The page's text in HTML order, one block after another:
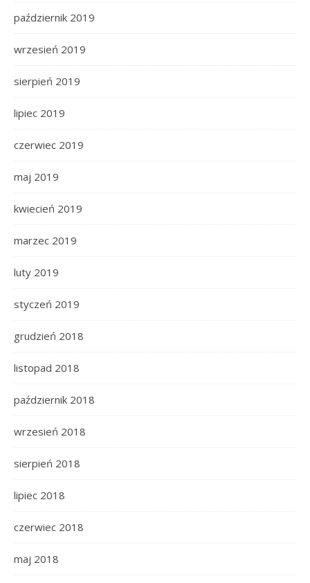
październik 2019
wrzesień 2019
sierpień 2019
lipiec 2019
czerwiec 2019
maj 2019
kwiecień 2019
marzec 2019
luty 2019
styczeń 2019
grudzień 2018
listopad 2018
październik 2018
wrzesień 2018
sierpień 2018
lipiec 2018
czerwiec 2018
maj 2018